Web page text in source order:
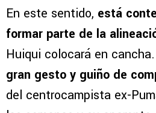
En este sentido, está
formar parte de la
Huiqui colocará en
gran gesto y guiño de
del centrocampista ex-